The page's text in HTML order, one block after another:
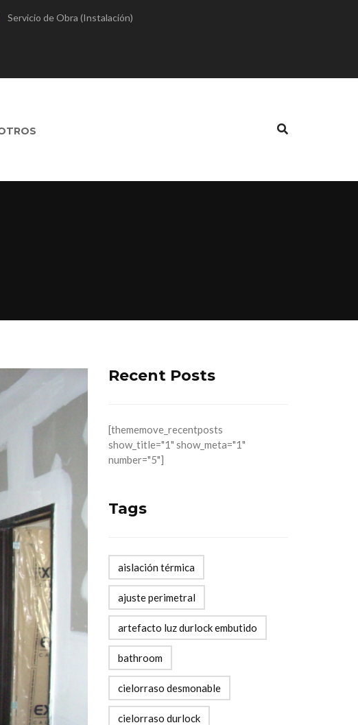
Servicio de Obra (Instalación)
Recent Posts
[thememove_recentposts
show_title="1" show_meta="1"
number="5"]
Tags
aislación térmica
ajuste perimetral
artefacto luz durlock embutido
bathroom
cielorraso desmonable
cielorraso durlock